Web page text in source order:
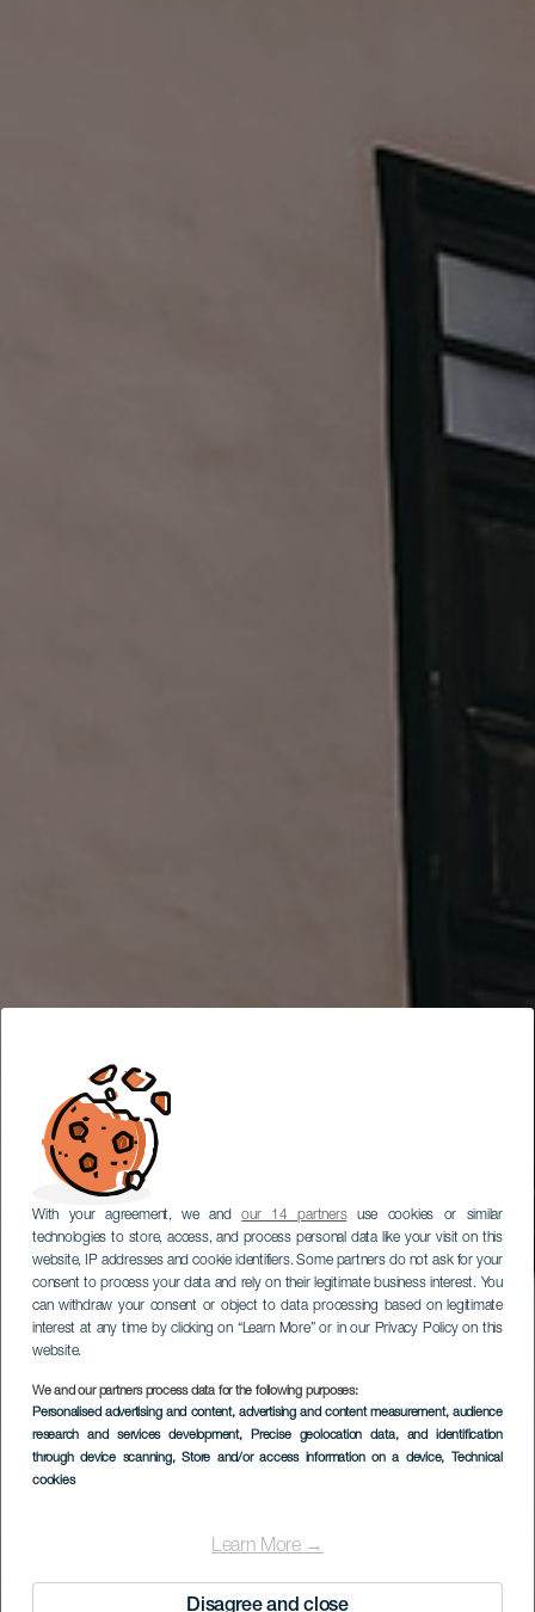
With your agreement, we andour 14 partnersuse cookies or similar
technologies to store, access, and process personal data like your visit on this
website, IP addresses and cookie identifiers. Some partners do not ask for your
consent to process your data and rely on their legitimate business interest. You
can withdraw your consent or object to data processing based on legitimate
interest at any time by clicking on “Learn More” or in our Privacy Policy on this
website.
We and our partners process data for the following purposes:
Personalised advertising and content, advertising and content measurement, audience
research and services development, Precise geolocation data, and identification
through device scanning, Store and/or access information on a device, Technical
cookies
Learn More →
Disagree and close
Casa de Colón
LA GOMERA